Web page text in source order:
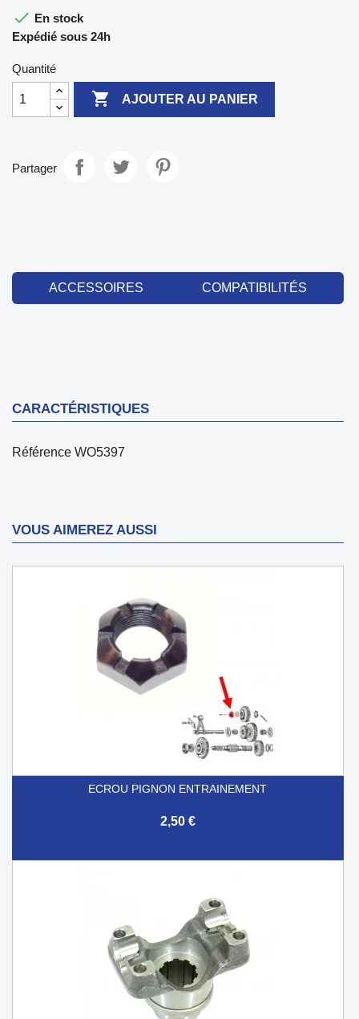
 En stock
Expédié sous 24h
Quantité
 AJOUTER AU PANIER
Partager
ACCESSOIRES COMPATIBILITÉS
CARACTÉRISTIQUES
Référence WO5397
VOUS AIMEREZ AUSSI
ECROU PIGNON ENTRAINEMENT
2,50 €